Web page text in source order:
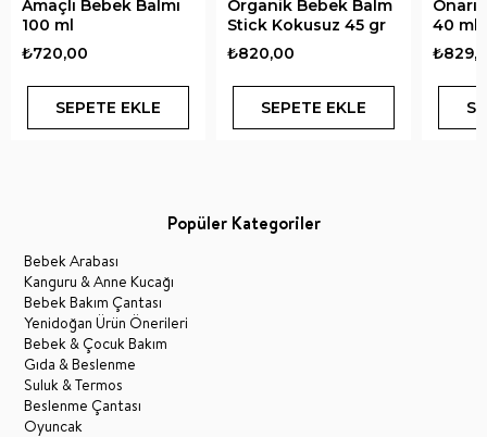
Amaçlı Bebek Balmı
100 ml
₺720,00
SEPETE EKLE
Organik Bebek Balm
Stick Kokusuz 45 gr
₺820,00
SEPETE EKLE
40 ml
Popüler Kategoriler
Bebek Arabası
Kanguru & Anne Kucağı
Bebek Bakım Çantası
Yenidoğan Ürün Önerileri
Bebek & Çocuk Bakım
Gıda & Beslenme
Suluk & Termos
Beslenme Çantası
Oyuncak